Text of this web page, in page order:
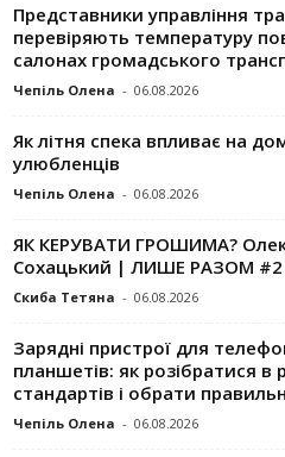
Представники управління
перевіряють температуру
салонах громадського
Чепіль Олена - 06.08.2026
Як літня спека впливає на
улюбленців
Чепіль Олена - 06.08.2026
ЯК КЕРУВАТИ ГРОШИМА?
Сохацький | ЛИШЕ РАЗОМ #2
Скиба Тетяна - 06.08.2026
Зарядні пристрої для
планшетів: як розібратися в
стандартів і обрати
Чепіль Олена - 06.08.2026